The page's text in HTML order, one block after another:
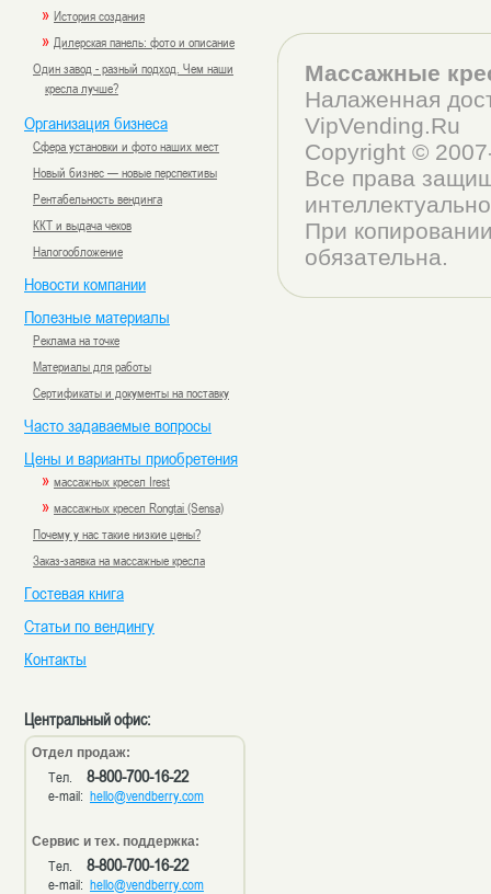
» История создания
» Дилерская панель: фото и описание
Один завод - разный подход. Чем наши
кресла лучше?
Организация бизнеса
Сфера установки и фото наших мест
Новый бизнес — новые перспективы
Рентабельность вендинга
ККТ и выдача чеков
Налогообложение
Новости компании
Полезные материалы
Реклама на точке
Материалы для работы
Сертификаты и документы на поставку
Часто задаваемые вопросы
Цены и варианты приобретения
» массажных кресел Irest
» массажных кресел Rongtai (Sensa)
Почему у нас такие низкие цены?
Заказ-заявка на массажные кресла
Гостевая книга
Статьи по вендингу
Контакты
Центральный офис:
Отдел продаж:
Тел. 8-800-700-16-22
e-mail: hello@vendberry.com
Сервис и тех. поддержка:
Тел. 8-800-700-16-22
e-mail: hello@vendberry.com
Массажные
Налаженная
VipVending.Ru
Copyright ©
Все права
При
обязательна.